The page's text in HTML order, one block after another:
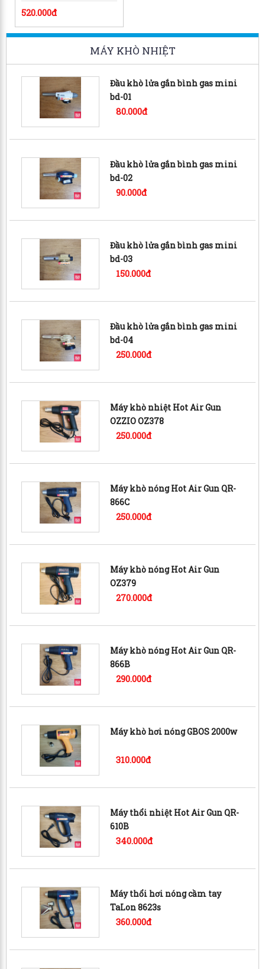
520.000đ
MÁY KHÒ NHIỆT
Đầu khò lửa gắn bình gas mini
bd-01
80.000đ
Đầu khò lửa gắn bình gas mini
bd-02
90.000đ
Đầu khò lửa gắn bình gas mini
bd-03
150.000đ
Đầu khò lửa gắn bình gas mini
bd-04
250.000đ
Máy khò nhiệt Hot Air Gun
OZZIO OZ378
250.000đ
Máy khò nóng Hot Air Gun QR-
866C
250.000đ
Máy khò nóng Hot Air Gun
OZ379
270.000đ
Máy khò nóng Hot Air Gun QR-
866B
290.000đ
Máy khò hơi nóng GBOS 2000w
310.000đ
Máy thổi nhiệt Hot Air Gun QR-
610B
340.000đ
Máy thổi hơi nóng cầm tay
TaLon 8623s
360.000đ